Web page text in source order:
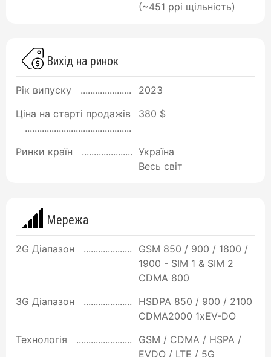
(~451 ppi щільність)
Вихід на ринок
Рік випуску
2023
Ціна на старті продажів
380 $
Ринки країн
Україна
Весь світ
Мережа
2G Діапазон
GSM 850 / 900 / 1800 /
1900 - SIM 1 & SIM 2
CDMA 800
3G Діапазон
HSDPA 850 / 900 / 2100
CDMA2000 1xEV-DO
Технологія
GSM / CDMA / HSPA /
EVDO / LTE / 5G